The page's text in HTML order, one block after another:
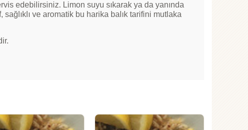
edebilirsiniz. Limon suyu sıkarak ya da yanında
ve aromatik bu harika balık tarifini mutlaka